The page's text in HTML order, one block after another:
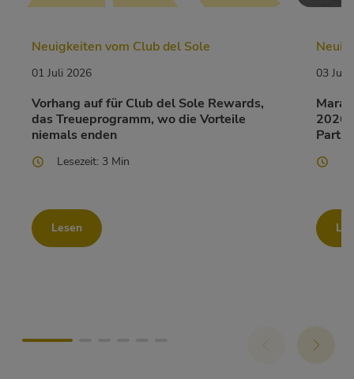
Neuigkeiten vom Club del Sole
01 Juli 2026
Vorhang auf für Club del Sole Rewards,
das Treueprogramm, wo die Vorteile
niemals enden
Lesezeit: 3 Min
Lesen
03
2026